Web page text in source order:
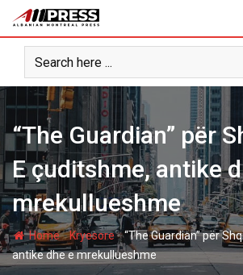
content
“The Guardian” për
E çuditshme, antike
mrekullueshme
Home-Kryesore-“The Guardian” për
antike dhe e mrekullueshme